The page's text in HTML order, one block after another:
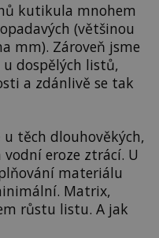
kutikula mnohem
(většinou
mm). Zároveň jsme
dospělých listů,
a zdánlivě se tak
těch dlouhověkých,
eroze ztrácí. U
materiálu
Matrix,
růstu listu. A jak